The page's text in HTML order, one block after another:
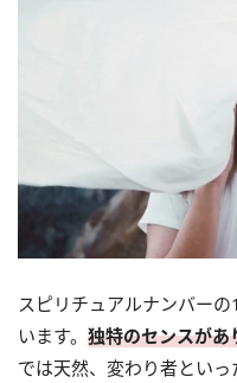
スピリチュアルナンバー
います。 独特のセンスがあ
では天然、変わり者とい